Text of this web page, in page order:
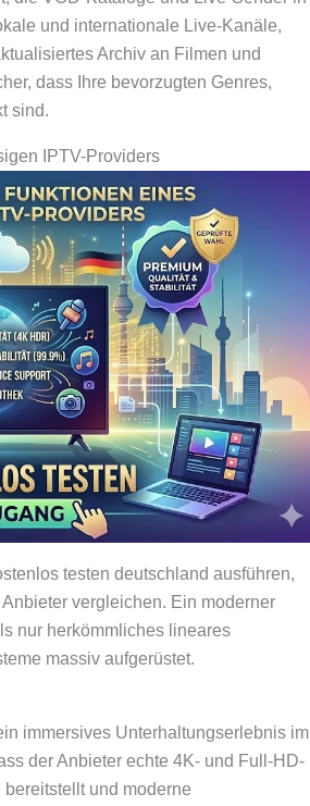
und internationale Live-Kanäle,
Archiv an Filmen und
dass Ihre bevorzugten Genres,
sind.
IPTV-Providers
testen deutschland ausführen,
vergleichen. Ein moderner
nur herkömmliches lineares
massiv aufgerüstet.
immersives Unterhaltungserlebnis im
der Anbieter echte 4K- und Full-HD-
und moderne